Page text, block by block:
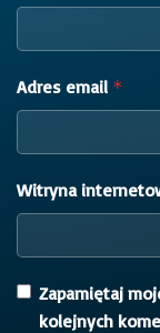
Adres email *
Witryna
Zapamiętaj
kolejnych